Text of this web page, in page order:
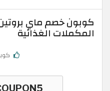
المكملات الغذائية